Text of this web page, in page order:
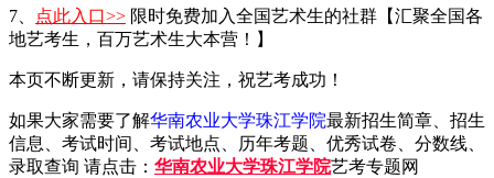
7、 点此入口>> 限时免费加入全国艺术生的社群【汇聚全国各
地艺考生，百万艺术生大本营！】
本页不断更新，请保持关注，祝艺考成功！
如果大家需要了解华南农业大学珠江学院最新招生简章、招生
信息、考试时间、考试地点、历年考题、优秀试卷、分数线、
录取查询 请点击： 华南农业大学珠江学院艺考专题网